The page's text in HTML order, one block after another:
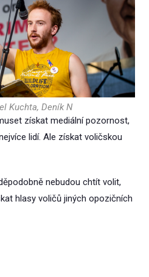
Kuchta, Deník N
získat mediální pozornost,
lidí. Ale získat voličskou
nebudou chtít volit,
hlasy voličů jiných opozičních